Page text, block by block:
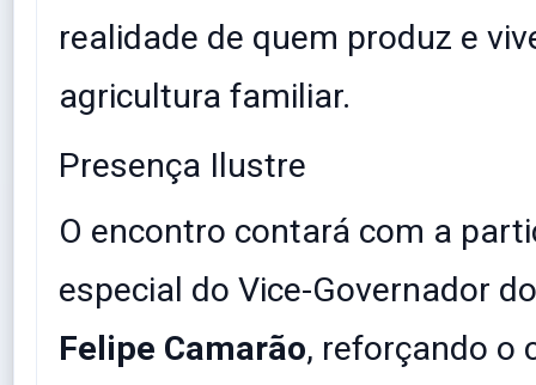
realidade de quem produz e
agricultura familiar.
​Presença Ilustre
​O encontro contará com a
especial do Vice-Governador
Felipe Camarão, reforçando o